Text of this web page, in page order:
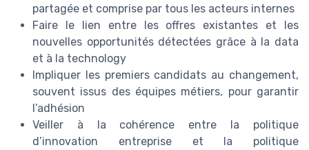
partagée et comprise par tous les acteurs internes
Faire le lien entre les offres existantes et les
nouvelles opportunités détectées grâce à la data
et à la technology
Impliquer les premiers candidats au changement,
souvent issus des équipes métiers, pour garantir
l’adhésion
Veiller à la cohérence entre la politique
d’innovation entreprise et la politique